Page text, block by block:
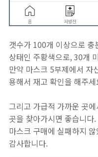
갯수가 100개 이상으로
상태인 주황색으로, 30개
만약 마스크 5부제에서 자
용해서 재고 확인을 해주
그리고 가급적 가까운 곳
곳을 찾아가시면 좋습니다
마스크 구매에 실패하지
감사합니다.